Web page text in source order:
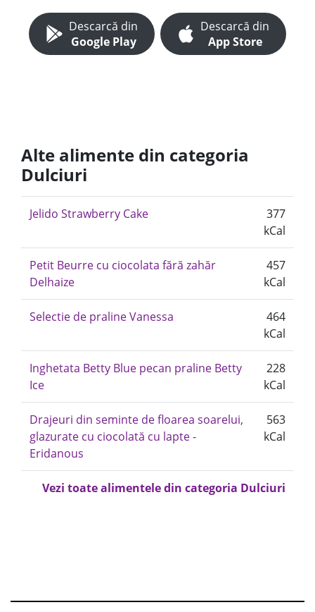
Descarcă din
Google Play
Descarcă din
App Store
Alte alimente din categoria
Dulciuri
Jelido Strawberry Cake
377
kCal
Petit Beurre cu ciocolata fără zahăr
Delhaize
457
kCal
Selectie de praline Vanessa
464
kCal
Inghetata Betty Blue pecan praline Betty
Ice
228
kCal
Drajeuri din seminte de floarea soarelui,
glazurate cu ciocolată cu lapte -
Eridanous
563
kCal
Vezi toate alimentele din categoria Dulciuri